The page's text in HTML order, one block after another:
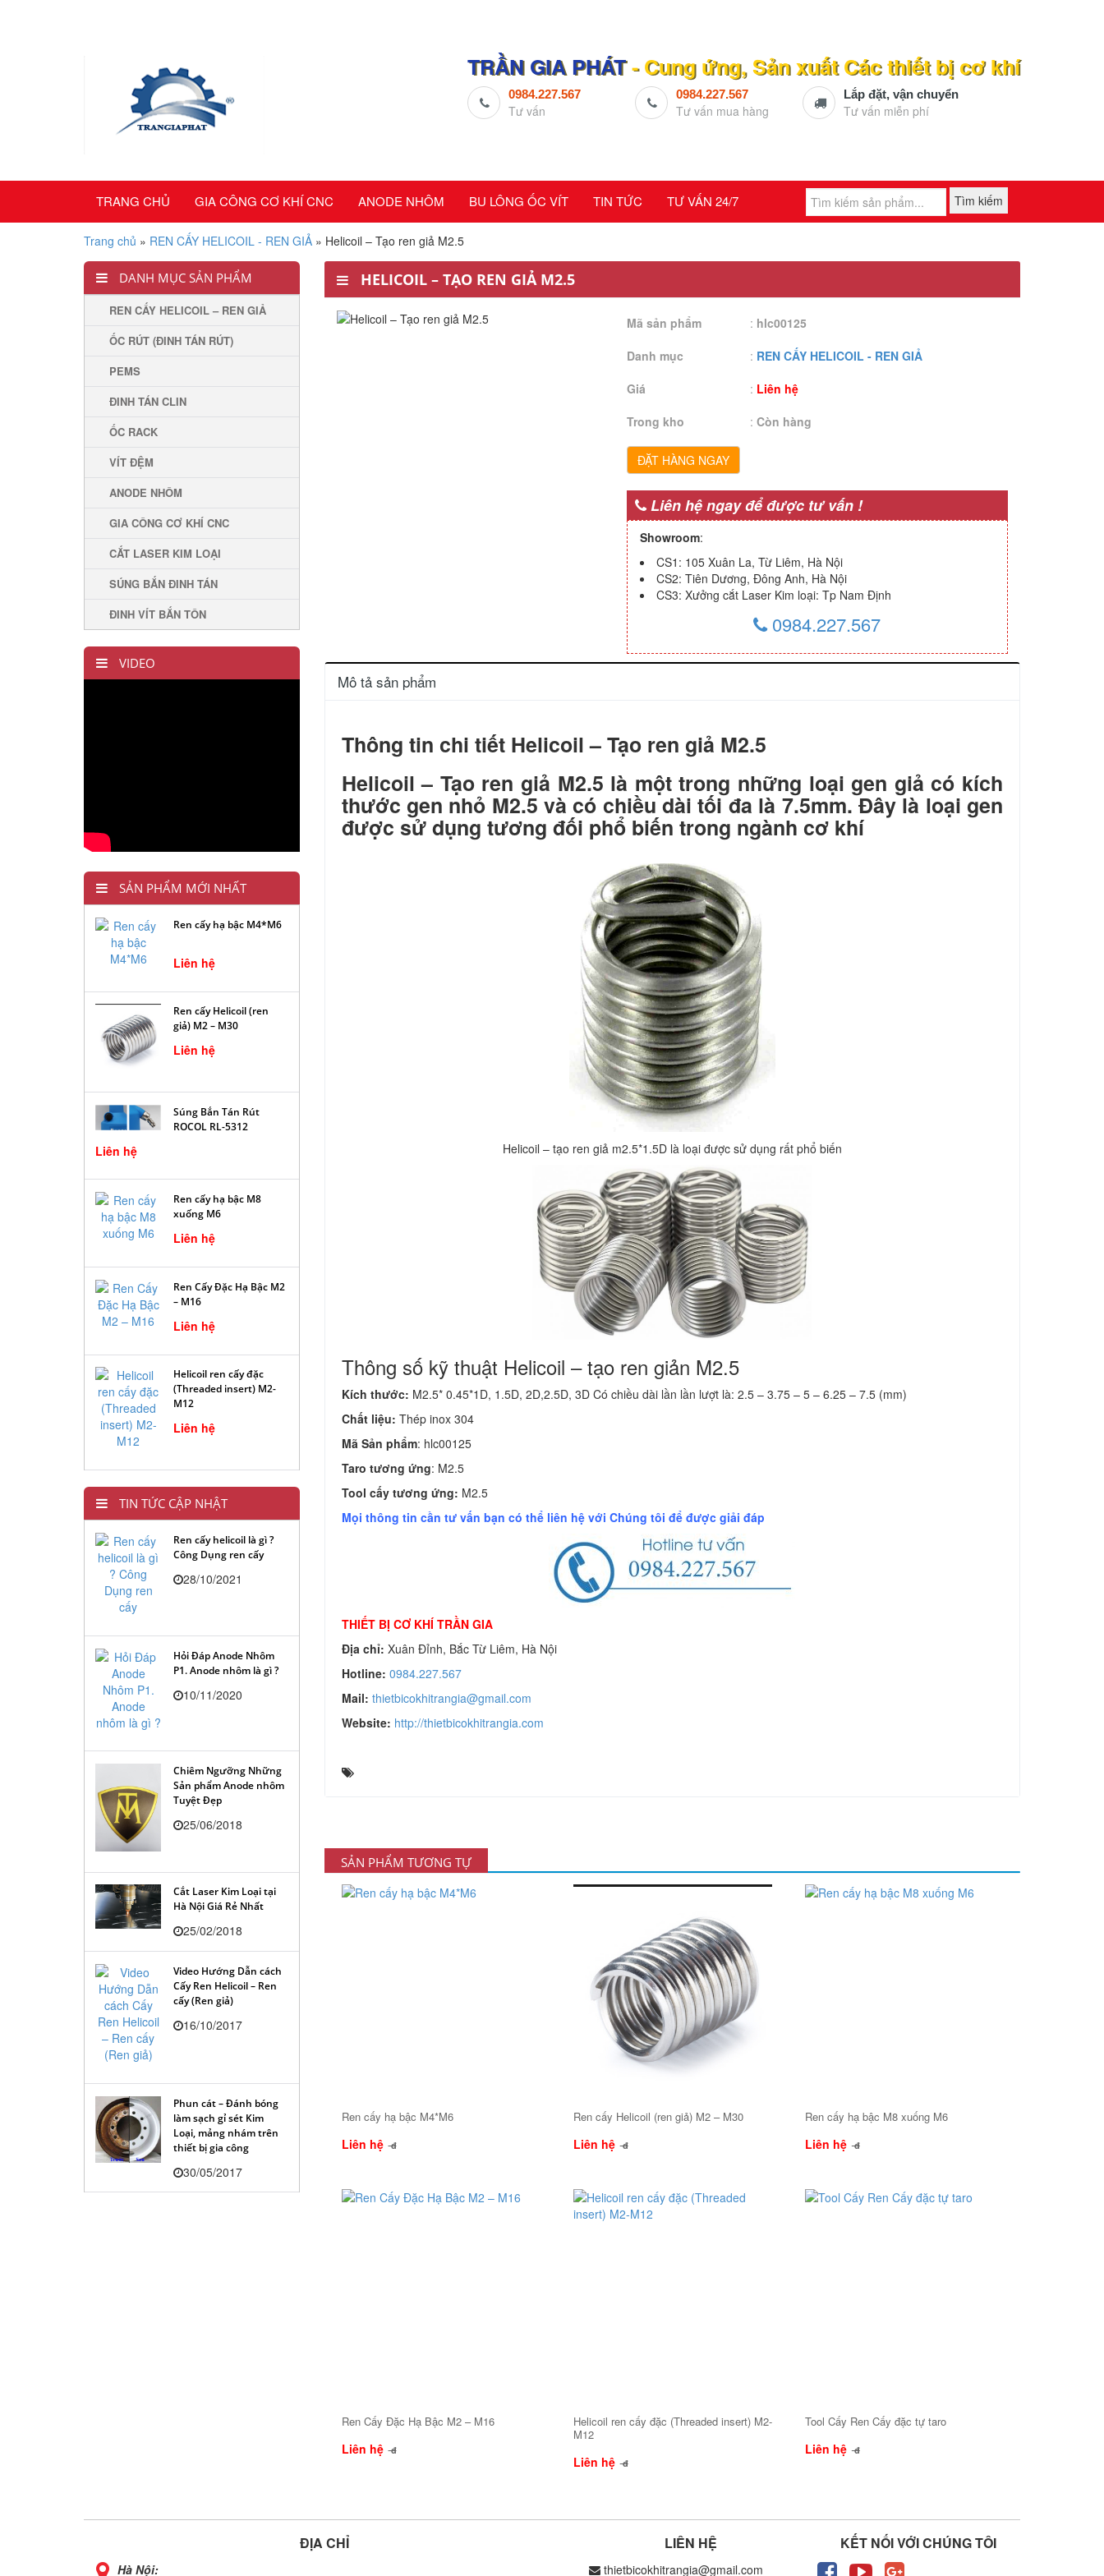
TRẦN GIA PHÁT- Cung ứng, Sản xuất Các thiết bị cơ khí
0984.227.567
Tư vấn
0984.227.567
Tư vấn mua hàng
Lắp đặt, vận chuyển
Tư vấn miễn phí
TRANG CHỦ GIA CÔNG CƠ KHÍ CNC ANODE NHÔM BU LÔNG ỐC VÍT TIN TỨC TƯ VẤN 24/7 Tìm kiếm
Trang chủ » REN CẤY HELICOIL - REN GIẢ » Helicoil – Tạo ren giả M2.5
DANH MỤC SẢN PHẨM
REN CẤY HELICOIL – REN GIẢ
ỐC RÚT (ĐINH TÁN RÚT)
PEMS
ĐINH TÁN CLIN
ỐC RACK
VÍT ĐỆM
ANODE NHÔM
GIA CÔNG CƠ KHÍ CNC
CẮT LASER KIM LOẠI
SÚNG BẮN ĐINH TÁN
ĐINH VÍT BẮN TÔN
VIDEO
SẢN PHẨM MỚI NHẤT
Ren cấy hạ bậc M4*M6
Liên hệ
Ren cấy Helicoil (ren
giả) M2 – M30
Liên hệ
Súng Bắn Tán Rút
ROCOL RL-5312
Liên hệ
Ren cấy hạ bậc M8
xuống M6
Liên hệ
Ren Cấy Đặc Hạ Bậc M2
– M16
Liên hệ
Helicoil ren cấy đặc
(Threaded insert) M2-
M12
Liên hệ
TIN TỨC CẬP NHẬT
Ren cấy helicoil là gì ?
Công Dụng ren cấy
28/10/2021
Hỏi Đáp Anode Nhôm
P1. Anode nhôm là gì ?
10/11/2020
Chiêm Ngưỡng Những
Sản phẩm Anode nhôm
Tuyệt Đẹp
25/06/2018
Cắt Laser Kim Loại tại
Hà Nội Giá Rẻ Nhất
25/02/2018
Video Hướng Dẫn cách
Cấy Ren Helicoil – Ren
cấy (Ren giả)
16/10/2017
Phun cát – Đánh bóng
làm sạch gỉ sét Kim
Loại, mảng nhám trên
thiết bị gia công
30/05/2017
HELICOIL – TẠO REN GIẢ M2.5
Mã sản phẩm : hlc00125
Danh mục
: REN CẤY HELICOIL - REN GIẢ
Giá
: Liên hệ
Trong kho
: Còn hàng
ĐẶT HÀNG NGAY
Liên hệ ngay để được tư vấn !
Showroom:
CS1: 105 Xuân La, Từ Liêm, Hà Nội
CS2: Tiên Dương, Đông Anh, Hà Nội
CS3: Xưởng cắt Laser Kim loại: Tp Nam Định
0984.227.567
Mô tả sản phẩm
Thông tin chi tiết Helicoil – Tạo ren giả M2.5
Helicoil – Tạo ren giả M2.5 là một trong những loại gen giả có kích
thước gen nhỏ M2.5 và có chiều dài tối đa là 7.5mm. Đây là loại gen
được sử dụng tương đối phổ biến trong ngành cơ khí
Helicoil – tạo ren giả m2.5*1.5D là loại được sử dụng rất phổ biến
Thông số kỹ thuật Helicoil – tạo ren giản M2.5
Kích thước: M2.5* 0.45*1D, 1.5D, 2D,2.5D, 3D Có chiều dài lần lần lượt là: 2.5 – 3.75 – 5 – 6.25 – 7.5 (mm)
Chất liệu: Thép inox 304
Mã Sản phẩm: hlc00125
Taro tương ứng: M2.5
Tool cấy tương ứng: M2.5
Mọi thông tin cần tư vấn bạn có thể liên hệ với Chúng tôi để được giải đáp
THIẾT BỊ CƠ KHÍ TRẦN GIA
Địa chỉ: Xuân Đỉnh, Bắc Từ Liêm, Hà Nội
Hotline: 0984.227.567
Mail: thietbicokhitrangia@gmail.com
Website: http://thietbicokhitrangia.com
SẢN PHẨM TƯƠNG TỰ
Ren cấy hạ bậc M4*M6
Liên hệ đ
Ren cấy Helicoil (ren giả) M2 – M30
Liên hệ đ
Ren cấy hạ bậc M8 xuống M6
Liên hệ đ
Ren Cấy Đặc Hạ Bậc M2 – M16
Liên hệ đ
Helicoil ren cấy đặc (Threaded insert) M2-
M12
Liên hệ đ
Tool Cấy Ren Cấy đặc tự taro
Liên hệ đ
ĐỊA CHỈ
Hà Nội:
LIÊN HỆ
thietbicokhitrangia@gmail.com
KẾT NỐI VỚI CHÚNG TÔI